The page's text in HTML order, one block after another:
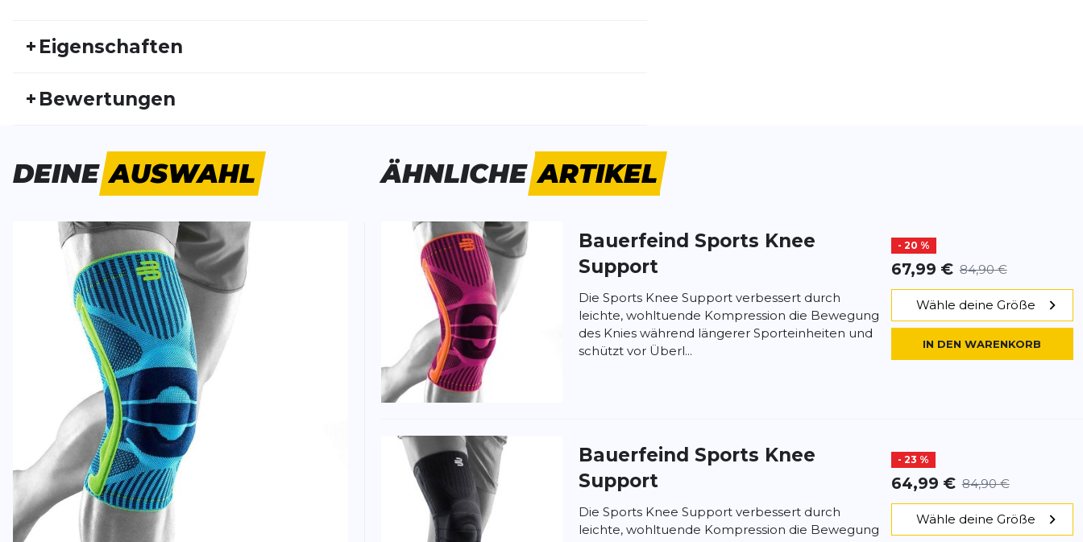
+ Eigenschaften
Geschlecht:
+ Bewertungen
Ich hatte immer Probleme beim Laufen. Mein Bruder hat sie mir empfohlen und seit ich sie
trage, habe ich keine Schmerzen mehr beim Joggen. Kann sie nur empfehlen.
Kundenbewertung
Alles einwandfrei - Bestellung, Lieferung und Produkt !
Kunde 24.08.21
Kundenbewertung
Prinzipiell sehr gut verarbeitete Bandage. Lediglich der Silikonstreifen auf der Unterseite
verursacht Brandblasen auf der Haut, wenn die Bandage sich infolge Bewegung mit bewegt.
Dadurch war sie für meine Zwecke unbrauchbar und ich musste sie zurückschicken. Ein großes
Dankeschön an das Team von shop4runners für die prompte Erstattung!
Kunde
SCHREIBE EINE BEWERTUNG
DEINEAUSWAHL ÄHNLICHEARTIKEL
Bauerfeind Sports Knee
Support
- 20 %
67,99 € 84,90 €
Die Sports Knee Support verbessert durch
leichte, wohltuende Kompression die Bewegung
des Knies während längerer Sporteinheiten und
schützt vor Überl...
Wähle deine Größe
IN DEN WARENKORB
Bauerfeind Sports Knee
Support
- 23 %
64,99 € 84,90 €
Die Sports Knee Support verbessert durch
leichte, wohltuende Kompression die Bewegung
Wähle deine Größe